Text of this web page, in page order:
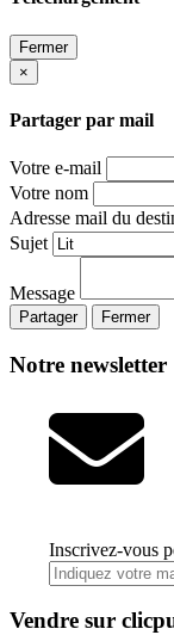
Fermer
×
Partager par mail
Votre e-mail
Votre nom
Adresse mail du
Sujet
Message
Partager Fermer
Notre newsletter
Inscrivez-vous
Vendre sur